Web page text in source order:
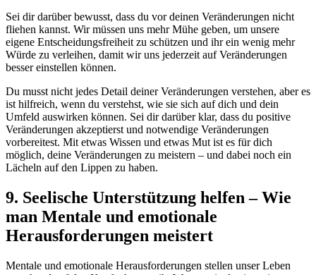
Sei dir darüber bewusst, dass du vor deinen Veränderungen nicht
fliehen kannst. Wir müssen uns mehr Mühe geben, um unsere
eigene Entscheidungsfreiheit zu schützen und ihr ein wenig mehr
Würde zu verleihen, damit wir uns jederzeit auf Veränderungen
besser einstellen können.
Du musst nicht jedes Detail deiner Veränderungen verstehen, aber es
ist hilfreich, wenn du verstehst, wie sie sich auf dich und dein
Umfeld auswirken können. Sei dir darüber klar, dass du positive
Veränderungen akzeptierst und notwendige Veränderungen
vorbereitest. Mit etwas Wissen und etwas Mut ist es für dich
möglich, deine Veränderungen zu meistern – und dabei noch ein
Lächeln auf den Lippen zu haben.
9. Seelische Unterstützung helfen – Wie
man Mentale und emotionale
Herausforderungen meistert
Mentale und emotionale Herausforderungen stellen unser Leben